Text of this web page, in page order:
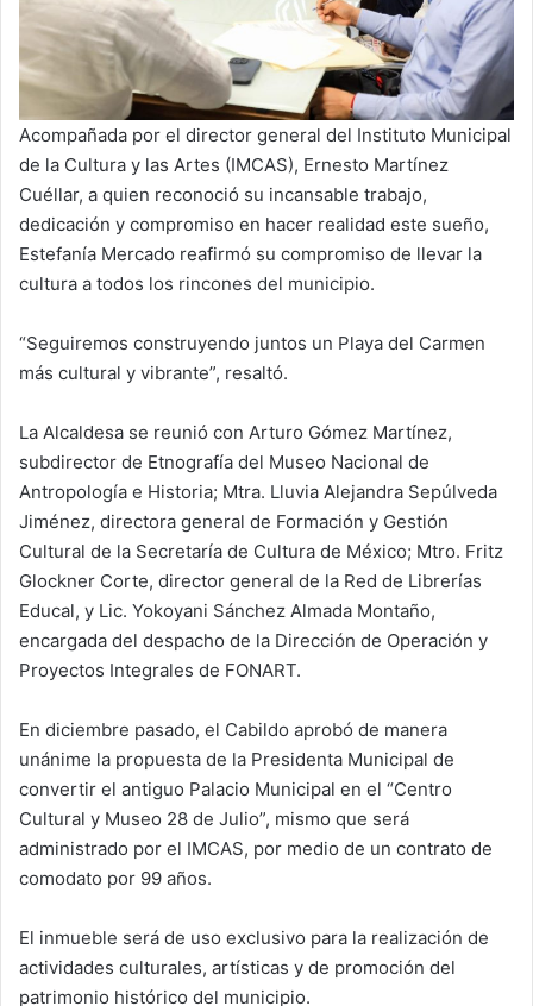
Acompañada por el director general del Instituto Municipal
de la Cultura y las Artes (IMCAS), Ernesto Martínez
Cuéllar, a quien reconoció su incansable trabajo,
dedicación y compromiso en hacer realidad este sueño,
Estefanía Mercado reafirmó su compromiso de llevar la
cultura a todos los rincones del municipio.
“Seguiremos construyendo juntos un Playa del Carmen
más cultural y vibrante”, resaltó.
La Alcaldesa se reunió con Arturo Gómez Martínez,
subdirector de Etnografía del Museo Nacional de
Antropología e Historia; Mtra. Lluvia Alejandra Sepúlveda
Jiménez, directora general de Formación y Gestión
Cultural de la Secretaría de Cultura de México; Mtro. Fritz
Glockner Corte, director general de la Red de Librerías
Educal, y Lic. Yokoyani Sánchez Almada Montaño,
encargada del despacho de la Dirección de Operación y
Proyectos Integrales de FONART.
En diciembre pasado, el Cabildo aprobó de manera
unánime la propuesta de la Presidenta Municipal de
convertir el antiguo Palacio Municipal en el “Centro
Cultural y Museo 28 de Julio”, mismo que será
administrado por el IMCAS, por medio de un contrato de
comodato por 99 años.
El inmueble será de uso exclusivo para la realización de
actividades culturales, artísticas y de promoción del
patrimonio histórico del municipio.